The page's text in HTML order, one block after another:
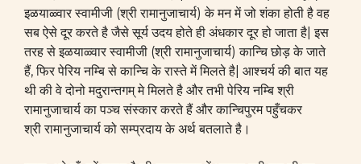
इळयाळ्वार स्वामीजी (श्री रामानुजाचार्य) के मन में जो शंका होती है वह
सब ऐसे दूर करते है जैसे सूर्य उदय होते ही अंधकार दूर हो जाता है| इस
तरह से इळयाळ्वार स्वामीजी (श्री रामानुजाचार्य) कान्चि छोड़ के जाते
हैं, फिर पेरिय नम्बि से कान्चि के रास्ते में मिलते है| आश्चर्य की बात यह
थी की वे दोनो मदुरान्तगम् मे मिलते है और तभी पेरिय नम्बि श्री
रामानुजाचार्य का पञ्च संस्कार करते हैं और कान्चिपुरम पहुँचकर
श्री रामानुजाचार्य को सम्प्रदाय के अर्थ बतलाते है।